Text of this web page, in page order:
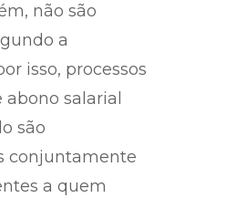
não são
a
isso, processos
salarial
são
conjuntamente
a quem